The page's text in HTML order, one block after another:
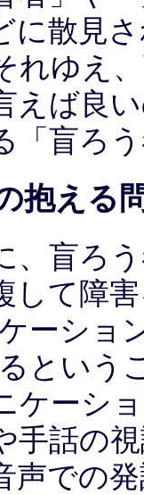
に散見
れゆえ
えば良
「盲ろ
抱える
盲ろ
して障
ーショ
という
ケーシ
手話の
声での